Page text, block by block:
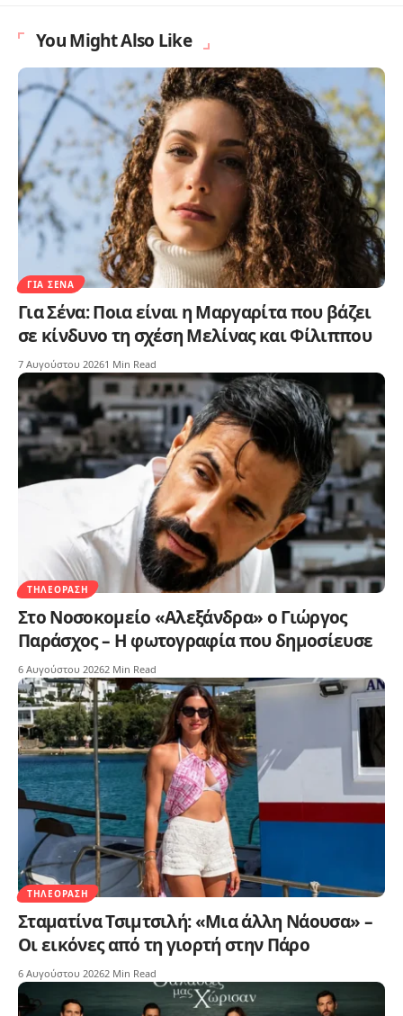
You Might Also Like
ΓΙΑ ΣΈΝΑ
Για Σένα: Ποια είναι η Μαργαρίτα που βάζει
σε κίνδυνο τη σχέση Μελίνας και Φίλιππου
7 Αυγούστου 20261 Min Read
ΤΗΛΕΌΡΑΣΗ
Στο Νοσοκομείο «Αλεξάνδρα» ο Γιώργος
Παράσχος – Η φωτογραφία που δημοσίευσε
6 Αυγούστου 20262 Min Read
ΤΗΛΕΌΡΑΣΗ
Σταματίνα Τσιμτσιλή: «Μια άλλη Νάουσα» –
Οι εικόνες από τη γιορτή στην Πάρο
6 Αυγούστου 20262 Min Read